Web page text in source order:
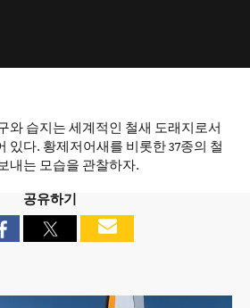
와 습지는 세계적인 철새 도래지로서
있다. 황제저어새를 비롯한 37종의 철
내는 모습을 관찰하자.
공유하기